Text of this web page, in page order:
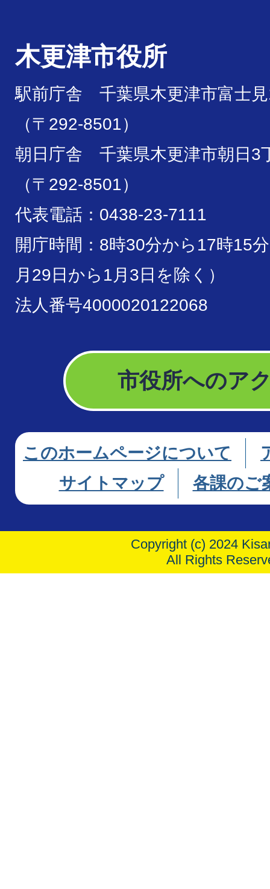
木更津市役所
駅前庁舎 千葉県木更津市富士
（〒292-8501）
朝日庁舎 千葉県木更津市朝日3
（〒292-8501）
代表電話：0438-23-7111
開庁時間：8時30分から17時15
月29日から1月3日を除く）
法人番号4000020122068
市役所へのア
このホームページについて
サイトマップ
各課のご
Copyright (c) 2024
All Rights